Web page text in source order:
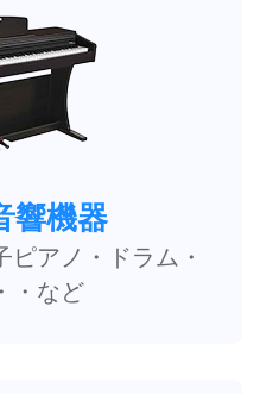
響機器
アノ・ドラム・
・など